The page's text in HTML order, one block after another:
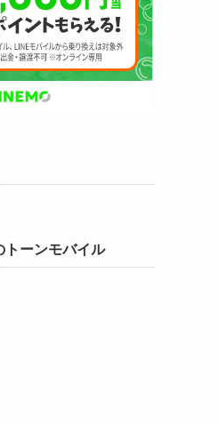
トーンモバイル